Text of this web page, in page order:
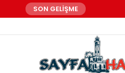
SON GELİŞME